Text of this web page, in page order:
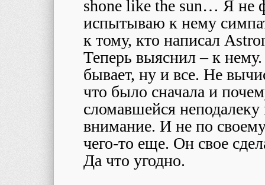
shone like the sun… Я не
испытываю к нему
к тому, кто написал
Теперь выяснил – к
бывает, ну и все. Не
что было сначала и
сломавшейся
внимание. И не по
чего-то еще. Он свое
Да что угодно.